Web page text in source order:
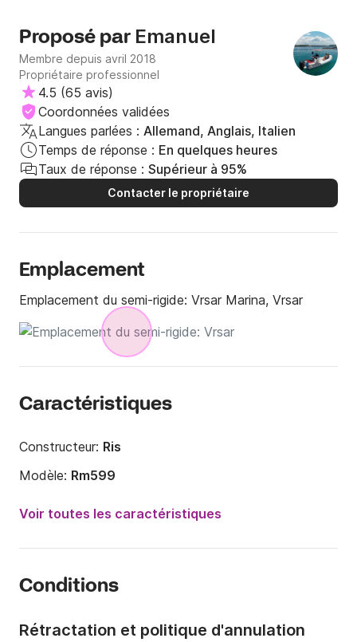
ils ont besoin car ils sortent avec le skipper... J'imagine
dommage ! Il n’en faudrait pas beaucoup pour obtenir des
critiques positives.
Proposé par Emanuel
Membre depuis avril 2018
Propriétaire professionnel
4.5 (65 avis)
Coordonnées validées
Langues parlées : Allemand, Anglais, Italien
Temps de réponse : En quelques heures
Taux de réponse : Supérieur à 95%
Contacter le propriétaire
Emplacement
Emplacement du semi-rigide: Vrsar Marina, Vrsar
Caractéristiques
Constructeur: Ris
Modèle: Rm599
Puissance moteur:
150cv
Capacité à bord:
Voir toutes les caractéristiques
Conditions
Rétractation et politique d'annulation